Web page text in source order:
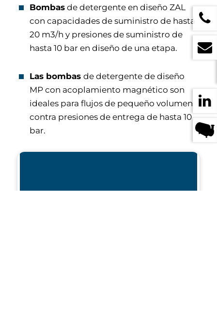
Bombas de detergente en diseño ZAL
con capacidades de suministro de hasta
20 m3/h y presiones de suministro de
hasta 10 bar en diseño de una etapa.
Las bombas de detergente de diseño
MP con acoplamiento magnético son
ideales para flujos de pequeño volumen
contra presiones de entrega de hasta 10
bar.